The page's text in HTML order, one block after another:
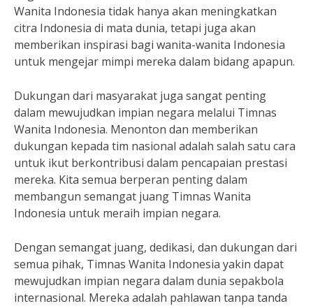
Wanita Indonesia tidak hanya akan meningkatkan
citra Indonesia di mata dunia, tetapi juga akan
memberikan inspirasi bagi wanita-wanita Indonesia
untuk mengejar mimpi mereka dalam bidang apapun.
Dukungan dari masyarakat juga sangat penting
dalam mewujudkan impian negara melalui Timnas
Wanita Indonesia. Menonton dan memberikan
dukungan kepada tim nasional adalah salah satu cara
untuk ikut berkontribusi dalam pencapaian prestasi
mereka. Kita semua berperan penting dalam
membangun semangat juang Timnas Wanita
Indonesia untuk meraih impian negara.
Dengan semangat juang, dedikasi, dan dukungan dari
semua pihak, Timnas Wanita Indonesia yakin dapat
mewujudkan impian negara dalam dunia sepakbola
internasional. Mereka adalah pahlawan tanpa tanda